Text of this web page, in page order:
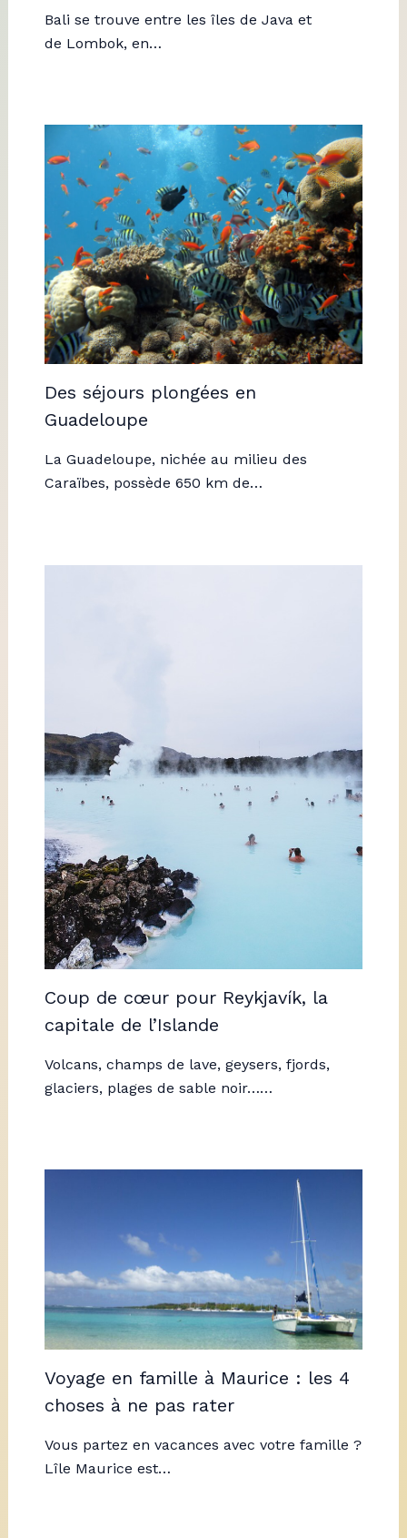
Bali se trouve entre les îles de Java et
de Lombok, en…
Des séjours plongées en
Guadeloupe
La Guadeloupe, nichée au milieu des
Caraïbes, possède 650 km de…
Coup de cœur pour Reykjavík, la
capitale de l’Islande
Volcans, champs de lave, geysers, fjords,
glaciers, plages de sable noir……
Voyage en famille à Maurice : les 4
choses à ne pas rater
Vous partez en vacances avec votre famille ?
Lîle Maurice est…